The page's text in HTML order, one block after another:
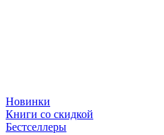
Новинки
Книги со скидкой
Бестселлеры